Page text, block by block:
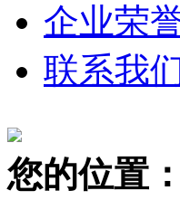
企业荣
联系我
您的位置：